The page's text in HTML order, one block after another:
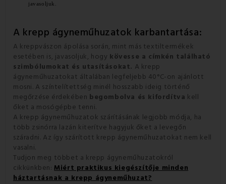
javasoljuk.
A krepp ágyneműhuzatok karbantartása:
A kreppvászon ápolása során, mint más textiltermékek
esetében is, javasoljuk, hogy kövesse a címkén található
szimbólumokat és utasításokat. A krepp
ágyneműhuzatokat általában legfeljebb 40°C-on ajánlott
mosni. A színtelítettség minél hosszabb ideig történő
megőrzése érdekében begombolva és kifordítva kell
őket a mosógépbe tenni.
A krepp ágyneműhuzatok szárításának legjobb módja, ha
több zsinórra lazán kiterítve hagyjuk őket a levegőn
száradni. Az így szárított krepp ágyneműhuzatokat nem kell
vasalni.
Tudjon meg többet a krepp ágyneműhuzatokról
cikkünkben:Miért praktikus kiegészítője minden
háztartásnak a krepp ágyneműhuzat?